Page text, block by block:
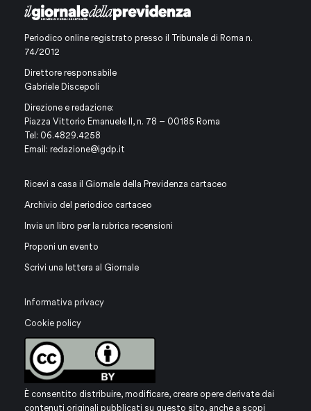
Periodico online registrato presso il Tribunale di Roma n.
74/2012
Direttore responsabile
Gabriele Discepoli
Direzione e redazione:
Piazza Vittorio Emanuele II, n. 78 – 00185 Roma
Tel: 06.4829.4258
Email: redazione@igdp.it
Ricevi a casa il Giornale della Previdenza cartaceo
Archivio del periodico cartaceo
Invia un libro per la rubrica recensioni
Proponi un evento
Scrivi una lettera al Giornale
Informativa privacy
Cookie policy
È consentito distribuire, modificare, creare opere derivate dai
contenuti originali pubblicati su questo sito, anche a scopi